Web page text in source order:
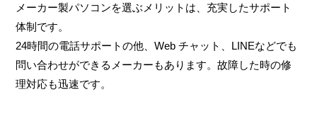
メーカー製パソコンを選ぶメリットは、充実したサポート
体制です。
24時間の電話サポートの他、Web チャット、LINEなどでも
問い合わせができるメーカーもあります。故障した時の修
理対応も迅速です。